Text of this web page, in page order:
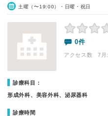
土曜（〜19:00）・日曜・祝日
0件
アクセス数 7月:
診療科目：
形成外科、美容外科、泌尿器科
診療時間